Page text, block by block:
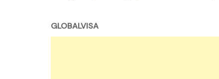
GLOBALVISA